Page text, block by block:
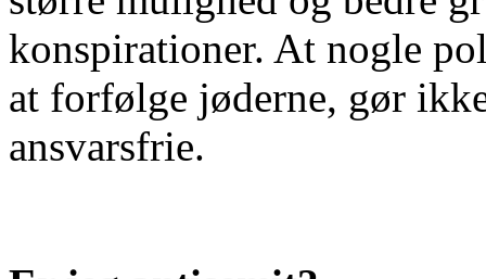
konspirationer. At nogle
at forfølge jøderne, gør
ansvarsfrie.